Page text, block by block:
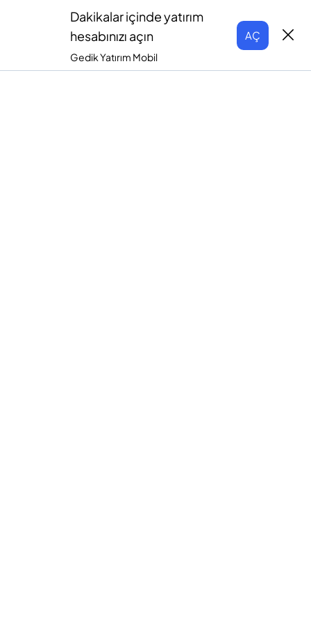
Dakikalar içinde yatırım
hesabınızı açın
Gedik Yatırım Mobil
AÇ